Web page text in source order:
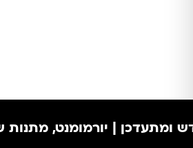
| יורמומנט, מתנות